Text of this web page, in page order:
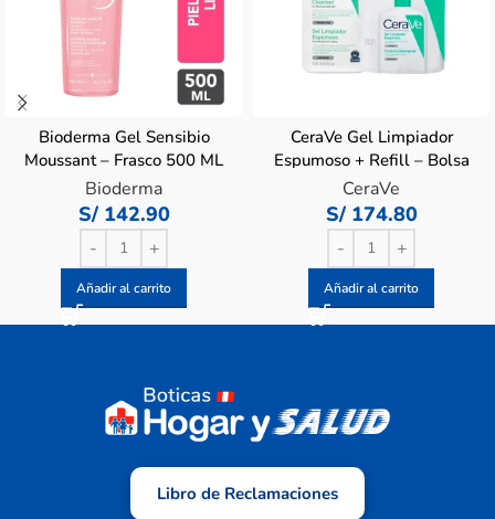
Bioderma Gel Sensibio
Moussant – Frasco 500 ML
Bioderma
S/142.90
Añadir al carrito
CeraVe Gel Limpiador
Espumoso + Refill – Bolsa
473 ml
CeraVe
S/174.80
Añadir al carrito
Libro de Reclamaciones